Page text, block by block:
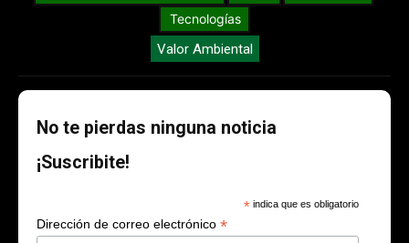
Tecnologías
Valor Ambiental
No te pierdas ninguna noticia
¡Suscribite!
* indica que es obligatorio
Dirección de correo electrónico *